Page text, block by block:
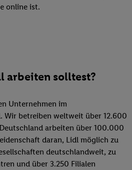
online ist.
arbeiten solltest?
Unternehmen im
Wir betreiben weltweit über 12.600
arbeiten über 100.000
daran, Lidl möglich zu
deutschlandweit, zu
und über 3.250 Filialen